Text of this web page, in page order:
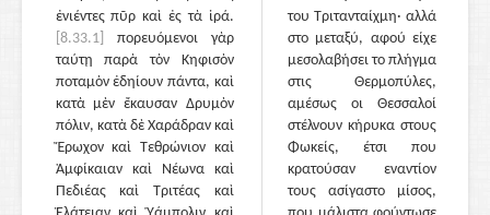
ἐνιέντες πῦρ καὶ ἐς τὰ ἱρά.
[8.33.1]
πορευόμενοι γὰρ
ταύτῃ παρὰ τὸν Κηφισὸν
ποταμὸν ἐδηίουν πάντα, καὶ
κατὰ μὲν ἔκαυσαν Δρυμὸν
πόλιν, κατὰ δὲ Χαράδραν καὶ
Ἔρωχον καὶ Τεθρώνιον καὶ
Ἀμφίκαιαν καὶ Νέωνα καὶ
Πεδιέας καὶ Τριτέας καὶ
του Τριτανταίχμη· αλλά
στο μεταξύ, αφού είχε
μεσολαβήσει το πλήγμα
στις Θερμοπύλες,
αμέσως οι Θεσσαλοί
στέλνουν κήρυκα στους
Φωκείς, έτσι που
κρατούσαν εναντίον
τους ασίγαστο μίσος,